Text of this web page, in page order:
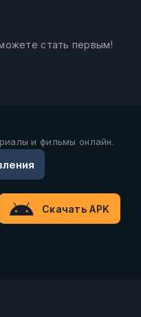
стать первым!
и фильмы онлайн.
Скачать APK